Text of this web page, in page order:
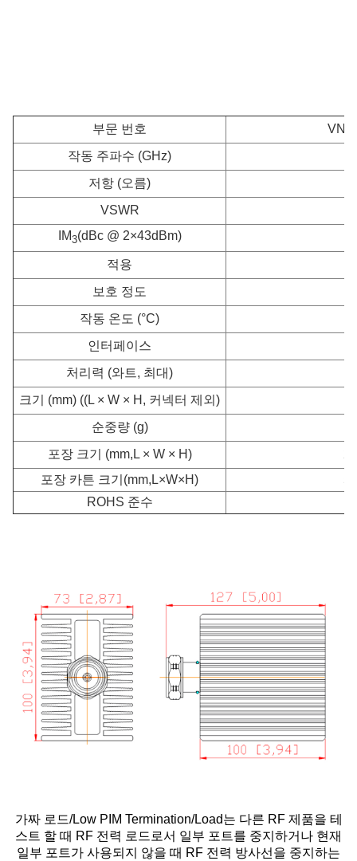
부문 번호
VN-
작동 주파수 (GHz)
저항 (오름)
VSWR
IM3(dBc @ 2×43dBm)
적용
보호 정도
작동 온도 (°C)
인터페이스
처리력 (와트, 최대)
크기 (mm) ((L × W × H, 커넥터 제외)
순중량 (g)
포장 크기 (mm,L × W × H)
포장 카튼 크기 (mm,L×W×H)
ROHS 준수
가짜 로드/Low PIM Termination/Load는 다른 RF 제품을 테
스트 할 때 RF 전력 로드로서 일부 포트를 중지하거나 현재
일부 포트가 사용되지 않을 때 RF 전력 방사선을 중지하는